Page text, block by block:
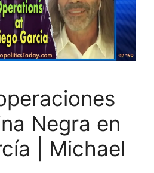
Negra en
| Michael